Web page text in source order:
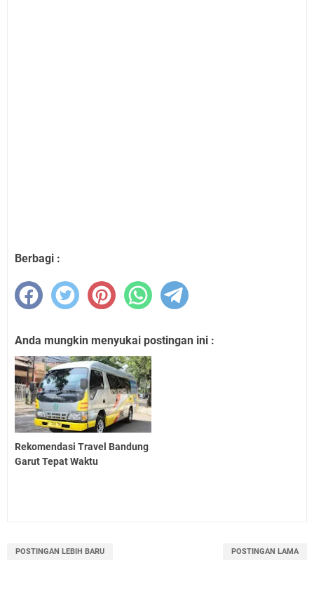
Berbagi :
Anda mungkin menyukai postingan ini :
Rekomendasi Travel Bandung
Garut Tepat Waktu
POSTINGAN LEBIH BARU POSTINGAN LAMA